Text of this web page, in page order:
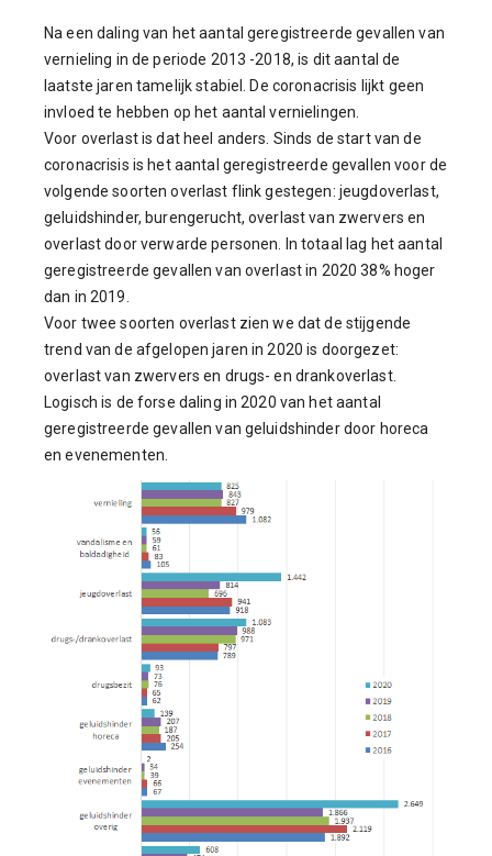
Na een daling van het aantal geregistreerde gevallen van
vernieling in de periode 2013 -2018, is dit aantal de
laatste jaren tamelijk stabiel. De coronacrisis lijkt geen
invloed te hebben op het aantal vernielingen.
Voor overlast is dat heel anders. Sinds de start van de
coronacrisis is het aantal geregistreerde gevallen voor de
volgende soorten overlast flink gestegen: jeugdoverlast,
geluidshinder, burengerucht, overlast van zwervers en
overlast door verwarde personen. In totaal lag het aantal
geregistreerde gevallen van overlast in 2020 38% hoger
dan in 2019.
Voor twee soorten overlast zien we dat de stijgende
trend van de afgelopen jaren in 2020 is doorgezet:
overlast van zwervers en drugs- en drankoverlast.
Logisch is de forse daling in 2020 van het aantal
geregistreerde gevallen van geluidshinder door horeca
en evenementen